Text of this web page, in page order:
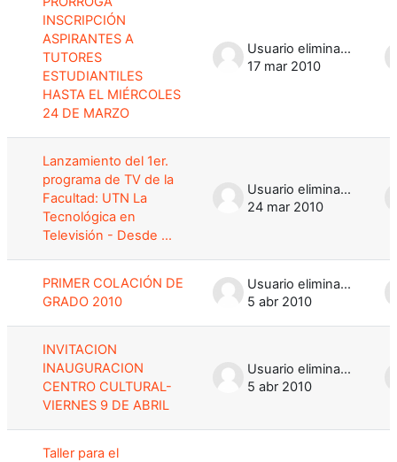
INSCRIPCIÓN
ASPIRANTES A
TUTORES
ESTUDIANTILES
HASTA EL MIÉRCOLES
24 DE MARZO
Usuario eliminado
17 mar 2010
Lanzamiento del 1er.
programa de TV de la
Facultad: UTN La
Tecnológica en
Televisión - Desde ...
Usuario eliminado
24 mar 2010
PRIMER COLACIÓN DE
GRADO 2010
Usuario eliminado
5 abr 2010
INVITACION
INAUGURACION
CENTRO CULTURAL-
VIERNES 9 DE ABRIL
Usuario eliminado
5 abr 2010
Taller para el